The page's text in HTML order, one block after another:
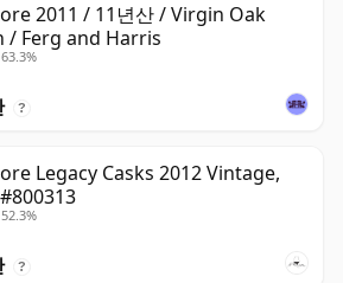
2011 / 11년산 / Virgin Oak
/ Ferg and Harris
?
Legacy Casks 2012 Vintage,
?